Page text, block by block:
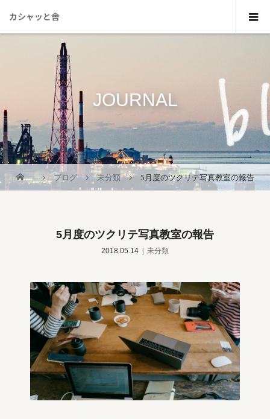
カシャッと舎
JOURNAL
_
ブログ 未分類 5月度のツクリテ写真教室の報告
5月度のツクリテ写真教室の報告
2018.05.14 未分類